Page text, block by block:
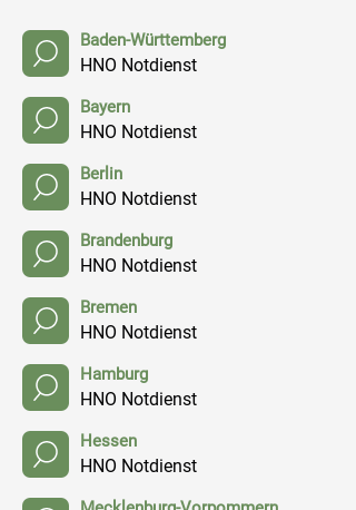
Baden-Württemberg
HNO Notdienst
Bayern
HNO Notdienst
Berlin
HNO Notdienst
Brandenburg
HNO Notdienst
Bremen
HNO Notdienst
Hamburg
HNO Notdienst
Hessen
HNO Notdienst